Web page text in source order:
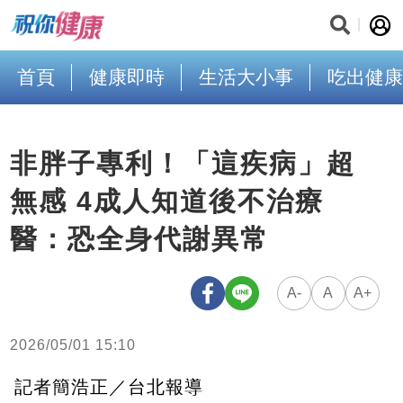
首頁 健康即時 生活大小事 吃出健康
非胖子專利！「這疾病」超
無感 4成人知道後不治療
醫：恐全身代謝異常
A- A A+
2026/05/01 15:10
記者簡浩正／台北報導